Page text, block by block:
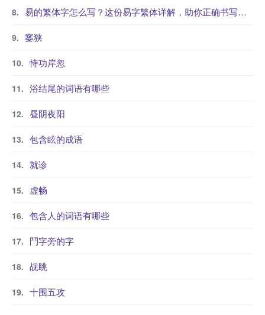
易的繁体字怎么写？这份易字繁体详解，助你正确书写汉字_汉字繁体学习
窭狭
恃功岸忽
浴结尾的词语有哪些
昼阴夜阳
包含眩的成语
就诊
虚畅
包含人的词语有哪些
鬥字旁的字
觇眺
十围五攻